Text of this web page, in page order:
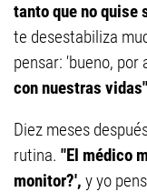
tanto que no quise
te desestabiliza
pensar: 'bueno, por
con nuestras
Diez meses
rutina. "El médico
monitor?', y yo